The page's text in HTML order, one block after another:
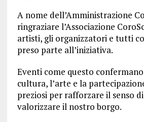
A nome dell’Amministrazione
ringraziare l’Associazione
artisti, gli organizzatori e tutti
preso parte all’iniziativa.
Eventi come questo
cultura, l’arte e la
preziosi per rafforzare il senso
valorizzare il nostro borgo.